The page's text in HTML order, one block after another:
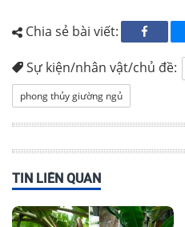
Chia sẻ bài viết:
Sự kiện/nhân vật/chủ đề:
phong thủy giường ngủ
TIN LIÊN QUAN